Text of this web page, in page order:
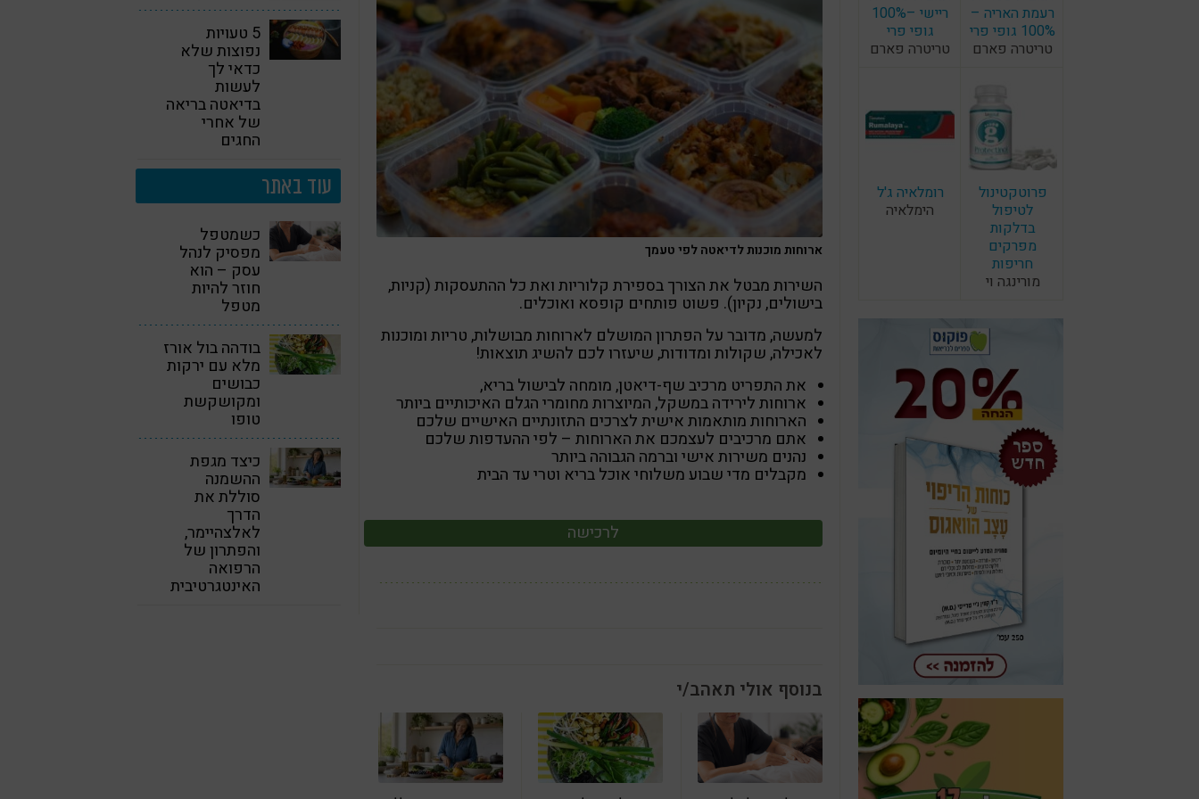
רעמת האריה –
100% גופי פרי
טריטרה פארם
ריישי –100%
גופי פרי
טריטרה פארם
פרוטקטינול
לטיפול
בדלקות
מפרקים
חריפות
מורינגה וי
רומלאיה ג'ל
הימלאיה
ארוחות מוכנות לדיאטה לפי טעמך
השירות מבטל את הצורך בספירת קלוריות ואת כל ההתעסקות (קניות,
בישולים, נקיון). פשוט פותחים קופסא ואוכלים.
למעשה, מדובר על הפתרון המושלם לארוחות מבושלות, טריות ומוכנות
לאכילה, שקולות ומדודות, שיעזרו לכם להשיג תוצאות!
את התפריט מרכיב שף-דיאטן, מומחה לבישול בריא,
ארוחות לירידה במשקל, המיוצרות מחומרי הגלם האיכותיים ביותר
הארוחות מותאמות אישית לצרכים התזונתיים האישיים שלכם
אתם מרכיבים לעצמכם את הארוחות – לפי ההעדפות שלכם
נהנים משירות אישי וברמה הגבוהה ביותר
מקבלים מדי שבוע משלוחי אוכל בריא וטרי עד הבית
לרכישה
בנוסף אולי תאהב/י
5 טעויות
נפוצות שלא
כדאי לך
לעשות
בדיאטה בריאה
של אחרי
החגים
עוד באתר
כשמטפל
מפסיק לנהל
עסק – הוא
חוזר להיות
מטפל
בודהה בול אורז
מלא עם ירקות
כבושים
ומקושקשת
טופו
כיצד מגפת
ההשמנה
סוללת את
הדרך
לאלצהיימר,
והפתרון של
הרפואה
האינטגרטיבית